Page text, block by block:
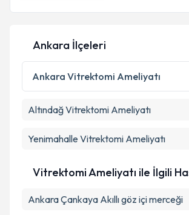
Kişisel verilerimin işlenmesine
Metni 'ni okudum ve kişisel
kapsamda işlenmesini kabul
Ankara İlçeleri
Ankara Vitrektomi Ameliyatı
AltındağVitrektomi Ameliyatı
Yenimahalle Vitrektomi Ameliyatı
Vitrektomi Ameliyatı ile İlgili
Ankara Çankaya Akıllı göz içi merceği